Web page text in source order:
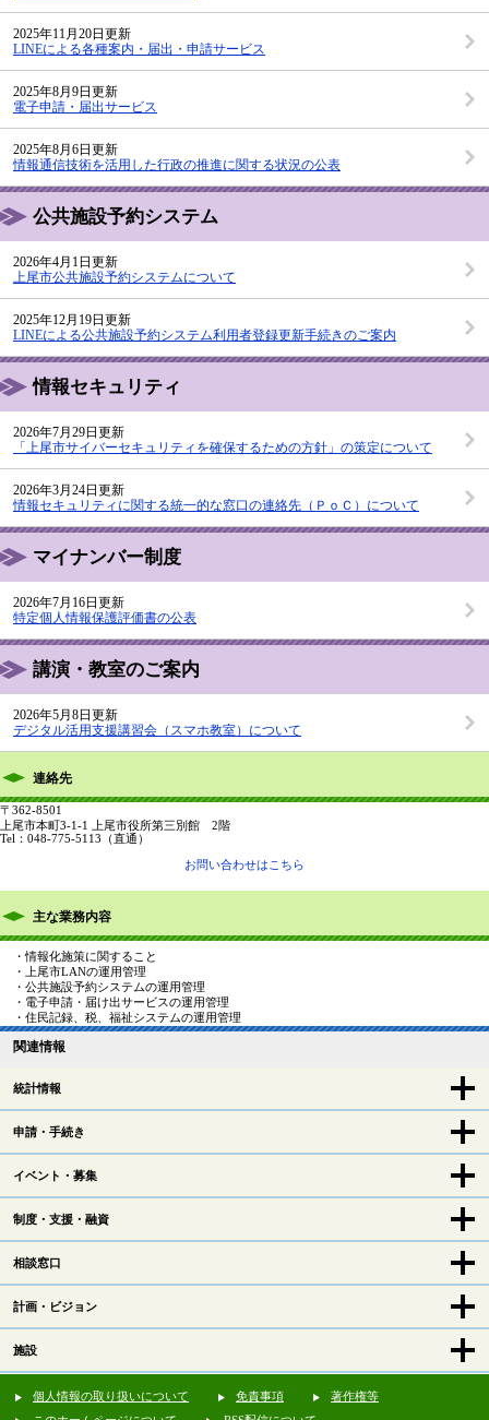
2025年11月20日更新
LINEによる各種案内・届出・申請サービス
2025年8月9日更新
電子申請・届出サービス
2025年8月6日更新
情報通信技術を活用した行政の推進に関する状況の公表
公共施設予約システム
2026年4月1日更新
上尾市公共施設予約システムについて
2025年12月19日更新
LINEによる公共施設予約システム利用者登録更新手続きのご案内
情報セキュリティ
2026年7月29日更新
「上尾市サイバーセキュリティを確保するための方針」の策定について
2026年3月24日更新
情報セキュリティに関する統一的な窓口の連絡先（ＰｏＣ）について
マイナンバー制度
2026年7月16日更新
特定個人情報保護評価書の公表
講演・教室のご案内
2026年5月8日更新
デジタル活用支援講習会（スマホ教室）について
連絡先
〒362-8501
上尾市本町3-1-1 上尾市役所第三別館 2階
Tel：048-775-5113 （直通）
お問い合わせはこちら
主な業務内容
・情報化施策に関すること
・上尾市LANの運用管理
・公共施設予約システムの運用管理
・電子申請・届け出サービスの運用管理
・住民記録、税、福祉システムの運用管理
関連情報
統計情報
申請・手続き
イベント・募集
制度・支援・融資
相談窓口
計画・ビジョン
施設
個人情報の取り扱いについて 免責事項
著作権等